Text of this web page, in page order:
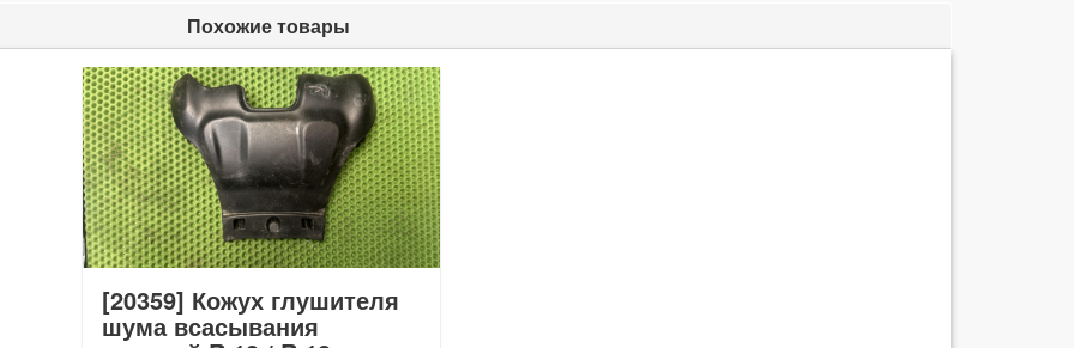
Похожие товары
[20359] Кожух глушителя
шума всасывания